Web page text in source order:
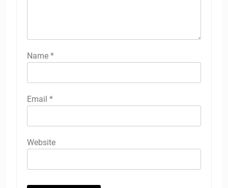
Name *
Email *
Website